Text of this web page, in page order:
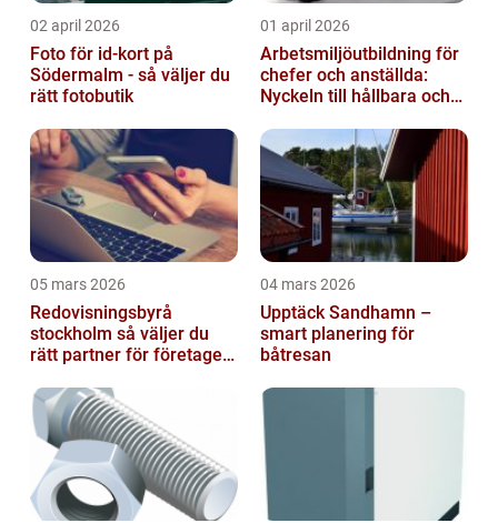
02 april 2026
Foto för id-kort på
Södermalm - så väljer du
rätt fotobutik
01 april 2026
Arbetsmiljöutbildning för
chefer och anställda:
Nyckeln till hållbara och
05 mars 2026
Redovisningsbyrå
stockholm så väljer du
rätt partner för företagets
04 mars 2026
Upptäck Sandhamn –
smart planering för
båtresan